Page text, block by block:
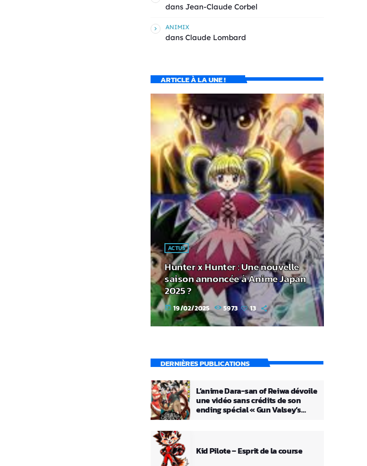
dans Jean-Claude Corbel
ANIMIX
dans Claude Lombard
ARTICLE À LA UNE !
ACTUS
Hunter x Hunter : Une nouvelle
saison annoncée à Anime Japan
2025 ?
today 19/02/2025 5973 13
DERNIÈRES PUBLICATIONS
L’anime Dara-san of Reiwa dévoile
une vidéo sans crédits de son
ending spécial « Gun Valsey’s
Kid Pilote – Esprit de la course